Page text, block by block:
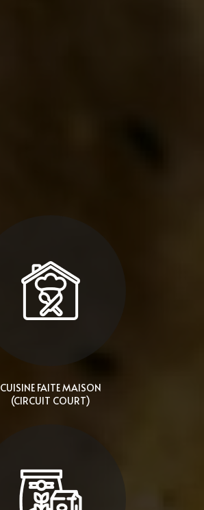
CUISINE FAITE MAISON
(CIRCUIT COURT)